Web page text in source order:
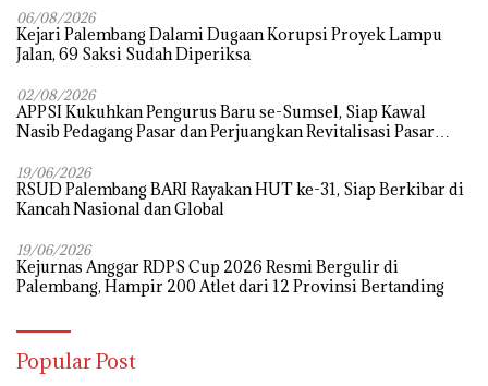
06/08/2026
Kejari Palembang Dalami Dugaan Korupsi Proyek Lampu
Jalan, 69 Saksi Sudah Diperiksa
02/08/2026
APPSI Kukuhkan Pengurus Baru se-Sumsel, Siap Kawal
Nasib Pedagang Pasar dan Perjuangkan Revitalisasi Pasar
19/06/2026
RSUD Palembang BARI Rayakan HUT ke-31, Siap Berkibar di
Kancah Nasional dan Global
19/06/2026
Kejurnas Anggar RDPS Cup 2026 Resmi Bergulir di
Palembang, Hampir 200 Atlet dari 12 Provinsi Bertanding
Popular Post